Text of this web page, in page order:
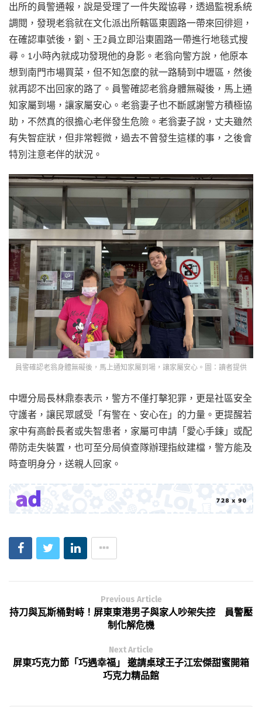
出所的員警通報，說是受理了一件失蹤協尋，透過監視系統
調閱，發現老翁就在文化派出所轄區東園路一帶來回徘迴，
在確認車號後，劉、王2員立即沿東園路一帶進行地毯式搜
尋。1小時內就成功發現他的身影。老翁向警方說，他原本
想到南門市場買菜，但不知怎麼的就一路騎到中壢區，然後
就再認不出回家的路了。員警確認老翁身體無礙後，馬上通
知家屬到場，讓家屬安心。老翁妻子也不斷感謝警方積極協
助，不然真的很擔心老伴發生危險。老翁妻子說，丈夫雖然
有失智症狀，但非常輕微，過去不曾發生這樣的事，之後會
特別注意老伴的狀況。
員警確認老翁身體無礙後，馬上通知家屬到場，讓家屬安心。圖：讀者提供
中壢分局長林鼎泰表示，警方不僅打擊犯罪，更是社區安全
守護者，讓民眾感受「有警在、安心在」的力量。更提醒若
家中有高齡長者或失智患者，家屬可申請「愛心手鍊」或配
帶防走失裝置，也可至分局偵查隊辦理指紋建檔，警方能及
時查明身分，送親人回家。
Previous Article
持刀與瓦斯桶對峙！屏東東港男子與家人吵架失控 員警壓
制化解危機
Next Article
屏東巧克力節「巧遇幸福」 邀請桌球王子江宏傑甜蜜開箱
巧克力精品館